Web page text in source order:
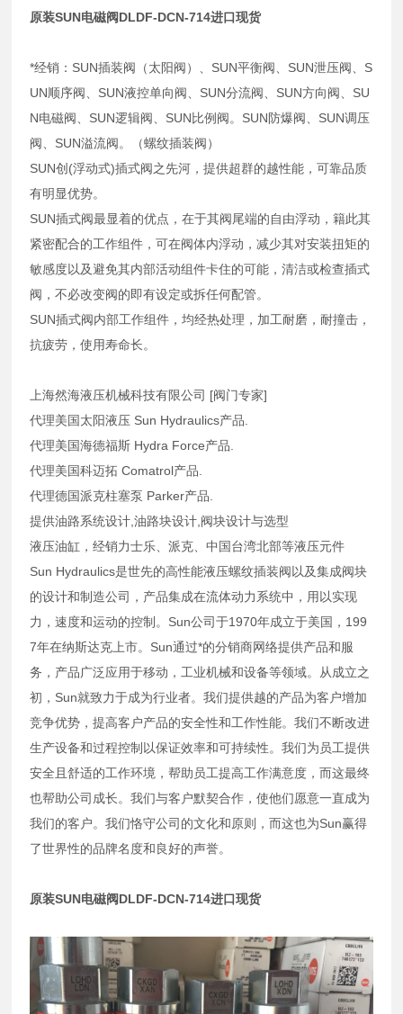
原装SUN电磁阀DLDF-DCN-714进口现货
*经销：SUN插装阀（太阳阀）、SUN平衡阀、SUN泄压阀、S
UN顺序阀、SUN液控单向阀、SUN分流阀、SUN方向阀、SU
N电磁阀、SUN逻辑阀、SUN比例阀。SUN防爆阀、SUN调压
阀、SUN溢流阀。（螺纹插装阀）
SUN创(浮动式)插式阀之先河，提供超群的越性能，可靠品质
有明显优势。
SUN插式阀最显着的优点，在于其阀尾端的自由浮动，籍此其
紧密配合的工作组件，可在阀体内浮动，减少其对安装扭矩的
敏感度以及避免其内部活动组件卡住的可能，清洁或检查插式
阀，不必改变阀的即有设定或拆任何配管。
SUN插式阀内部工作组件，均经热处理，加工耐磨，耐撞击，
抗疲劳，使用寿命长。
上海然海液压机械科技有限公司 [阀门专家]
代理美国太阳液压 Sun Hydraulics产品.
代理美国海德福斯 Hydra Force产品.
代理美国科迈拓 Comatrol产品.
代理德国派克柱塞泵 Parker产品.
提供油路系统设计,油路块设计,阀块设计与选型
液压油缸，经销力士乐、派克、中国台湾北部等液压元件
Sun Hydraulics是世先的高性能液压螺纹插装阀以及集成阀块
的设计和制造公司，产品集成在流体动力系统中，用以实现
力，速度和运动的控制。Sun公司于1970年成立于美国，199
7年在纳斯达克上市。Sun通过*的分销商网络提供产品和服
务，产品广泛应用于移动，工业机械和设备等领域。从成立之
初，Sun就致力于成为行业者。我们提供越的产品为客户增加
竞争优势，提高客户产品的安全性和工作性能。我们不断改进
生产设备和过程控制以保证效率和可持续性。我们为员工提供
安全且舒适的工作环境，帮助员工提高工作满意度，而这最终
也帮助公司成长。我们与客户默契合作，使他们愿意一直成为
我们的客户。我们恪守公司的文化和原则，而这也为Sun赢得
了世界性的品牌名度和良好的声誉。
原装SUN电磁阀DLDF-DCN-714进口现货